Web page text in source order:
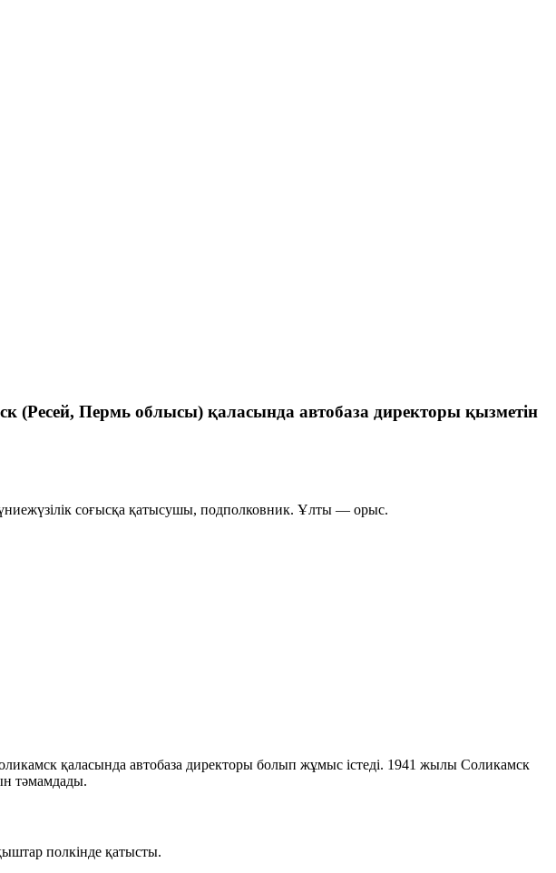
Пермь облысы) қаласында автобаза директоры қызметін
соғысқа қатысушы, подполковник. Ұлты — орыс.
қаласында автобаза директоры болып жұмыс істеді. 1941 жылы Соликамск
тәмамдады.
полкінде қатысты.